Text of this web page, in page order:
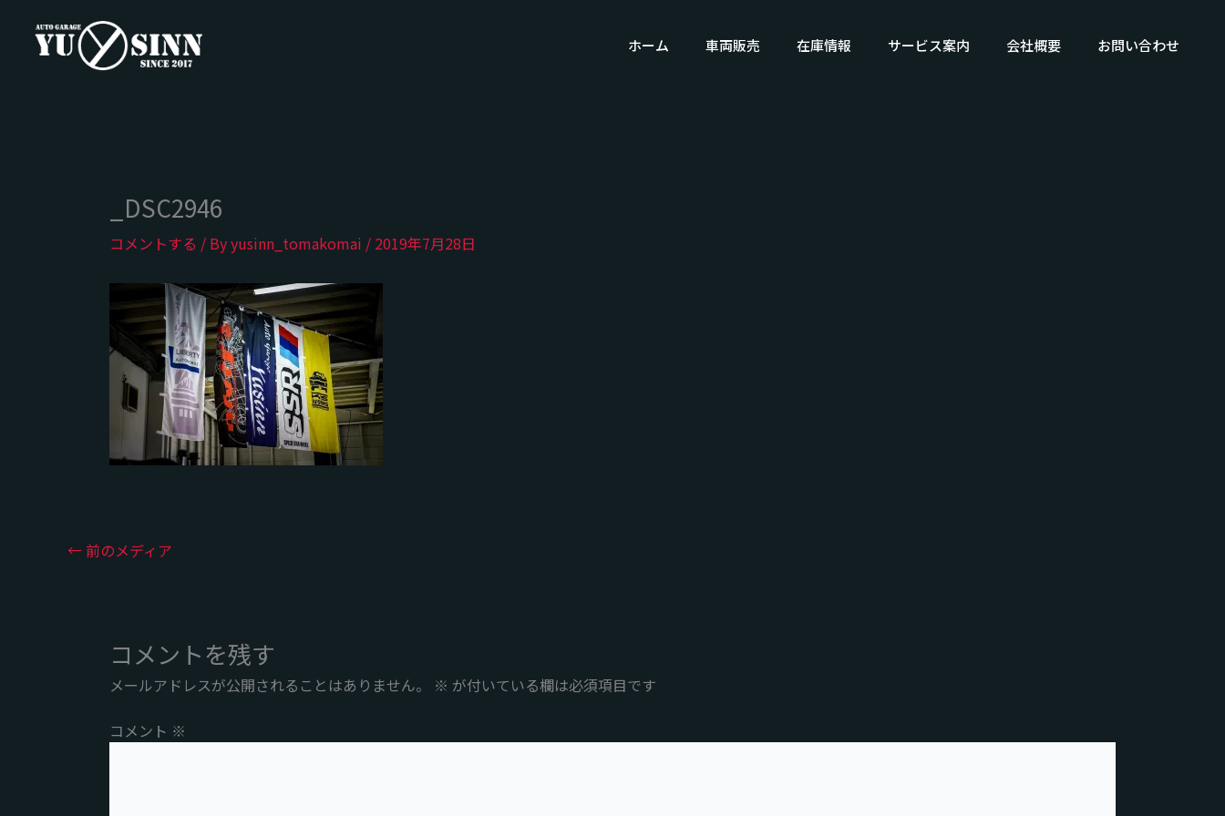
ホーム 車両販売 在庫情報 サービス案内 会社概要 お問い合わせ
_DSC2946
コメントする / Byyusinn_tomakomai / 2019年7月28日
←前のメディア
コメントを残す
メールアドレスが公開されることはありません。 ※ が付いている欄は必須項目です
コメント ※